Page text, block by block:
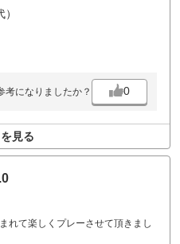
考になりましたか？ 0
見る
れて楽しくプレーさせて頂きまし